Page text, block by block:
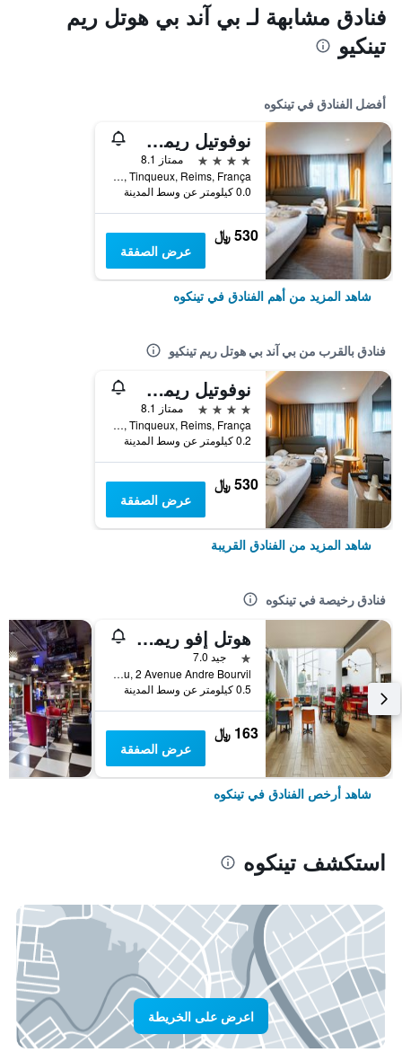
فنادق مشابهة لـ بي آند بي هوتل ريم
تينكيو
أفضل الفنادق في تينكوه
نوفوتيل ريمس تينكو
4 نجوم
ممتاز 8.1
Route de Soissons | Cs 70020, Tinqueux, Reims, França, تينكوه, إقليم المارن, فرنسا
0.0 كيلومتر عن وسط المدينة
530 ﷼
عرض الصفقة
شاهد المزيد من أهم الفنادق في تينكوه
فنادق بالقرب من بي آند بي هوتل ريم تينكيو
نوفوتيل ريمس تينكو
4 نجوم
ممتاز 8.1
Route de Soissons | Cs 70020, Tinqueux, Reims, França, تينكوه, إقليم المارن, فرنسا
0.2 كيلومتر عن وسط المدينة
530 ﷼
عرض الصفقة
شاهد المزيد من الفنادق القريبة
فنادق رخيصة في تينكوه
هوتل إفو ريمز تينكويو
نجمة واحدة
جيد 7.0
Zac Du Champ Paveau, 2 Avenue Andre Bourvil, تينكوه, إقليم المارن, فرنسا
0.5 كيلومتر عن وسط المدينة
163 ﷼
عرض الصفقة
شاهد أرخص الفنادق في تينكوه
استكشف تينكوه
اعرض على الخريطة